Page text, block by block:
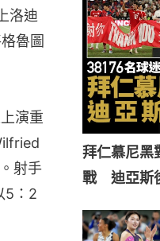
洛迪
魯圖
演重
射手
5：2
拜仁慕尼黑
戰 迪亞斯